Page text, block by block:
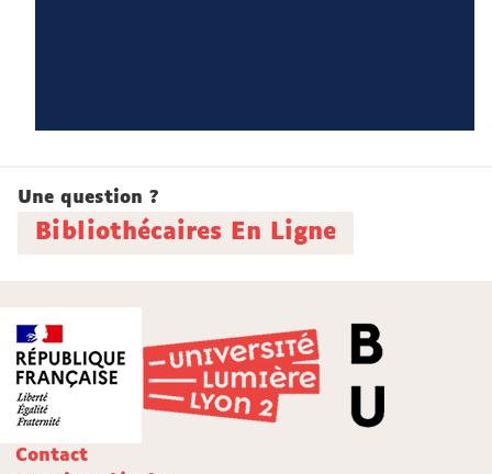
Une question ?
Bibliothécaires En Ligne
Contact